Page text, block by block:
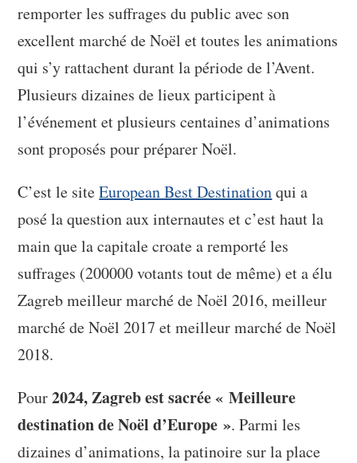
remporter les suffrages du public avec son
excellent marché de Noël et toutes les animations
qui s’y rattachent durant la période de l’Avent.
Plusieurs dizaines de lieux participent à
l’événement et plusieurs centaines d’animations
sont proposés pour préparer Noël.
C’est le siteEuropean Best Destinationqui a
posé la question aux internautes et c’est haut la
main que la capitale croate a remporté les
suffrages (200000 votants tout de même) et a élu
Zagreb meilleur marché de Noël 2016, meilleur
marché de Noël 2017 et meilleur marché de Noël
2018.
Pour2024, Zagreb est sacrée « Meilleure
destination de Noël d’Europe ». Parmi les
dizaines d’animations, la patinoire sur la place